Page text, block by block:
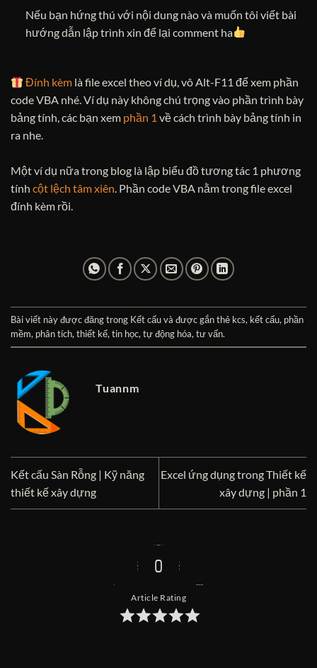
Nếu bạn hứng thú với nội dung nào và muốn tôi viết bài
hướng dẫn lập trình xin để lại comment ha
Đính kèm là file excel theo ví dụ, vô Alt-F11 để xem phần
code VBA nhé. Ví dụ này không chú trọng vào phần trình bày
bảng tính, các bạn xem phần 1 về cách trình bày bảng tính in
ra nhe.
Một ví dụ nữa trong blog là lập biểu đồ tương tác 1 phương
tính cột lệch tâm xiên. Phần code VBA nằm trong file excel
đính kèm rồi.
Bài viết này được đăng trong Kết cấuvà được gắn thẻ kcs, kết cấu, phần
mềm, phân tích, thiết kế, tin học, tự động hóa, tư vấn.
Tuannm
Kết cấu Sàn Rỗng | Kỹ năng
thiết kế xây dựng
Excel ứng dụng trong Thiết kế
xây dựng | phần 1
0
Article Rating